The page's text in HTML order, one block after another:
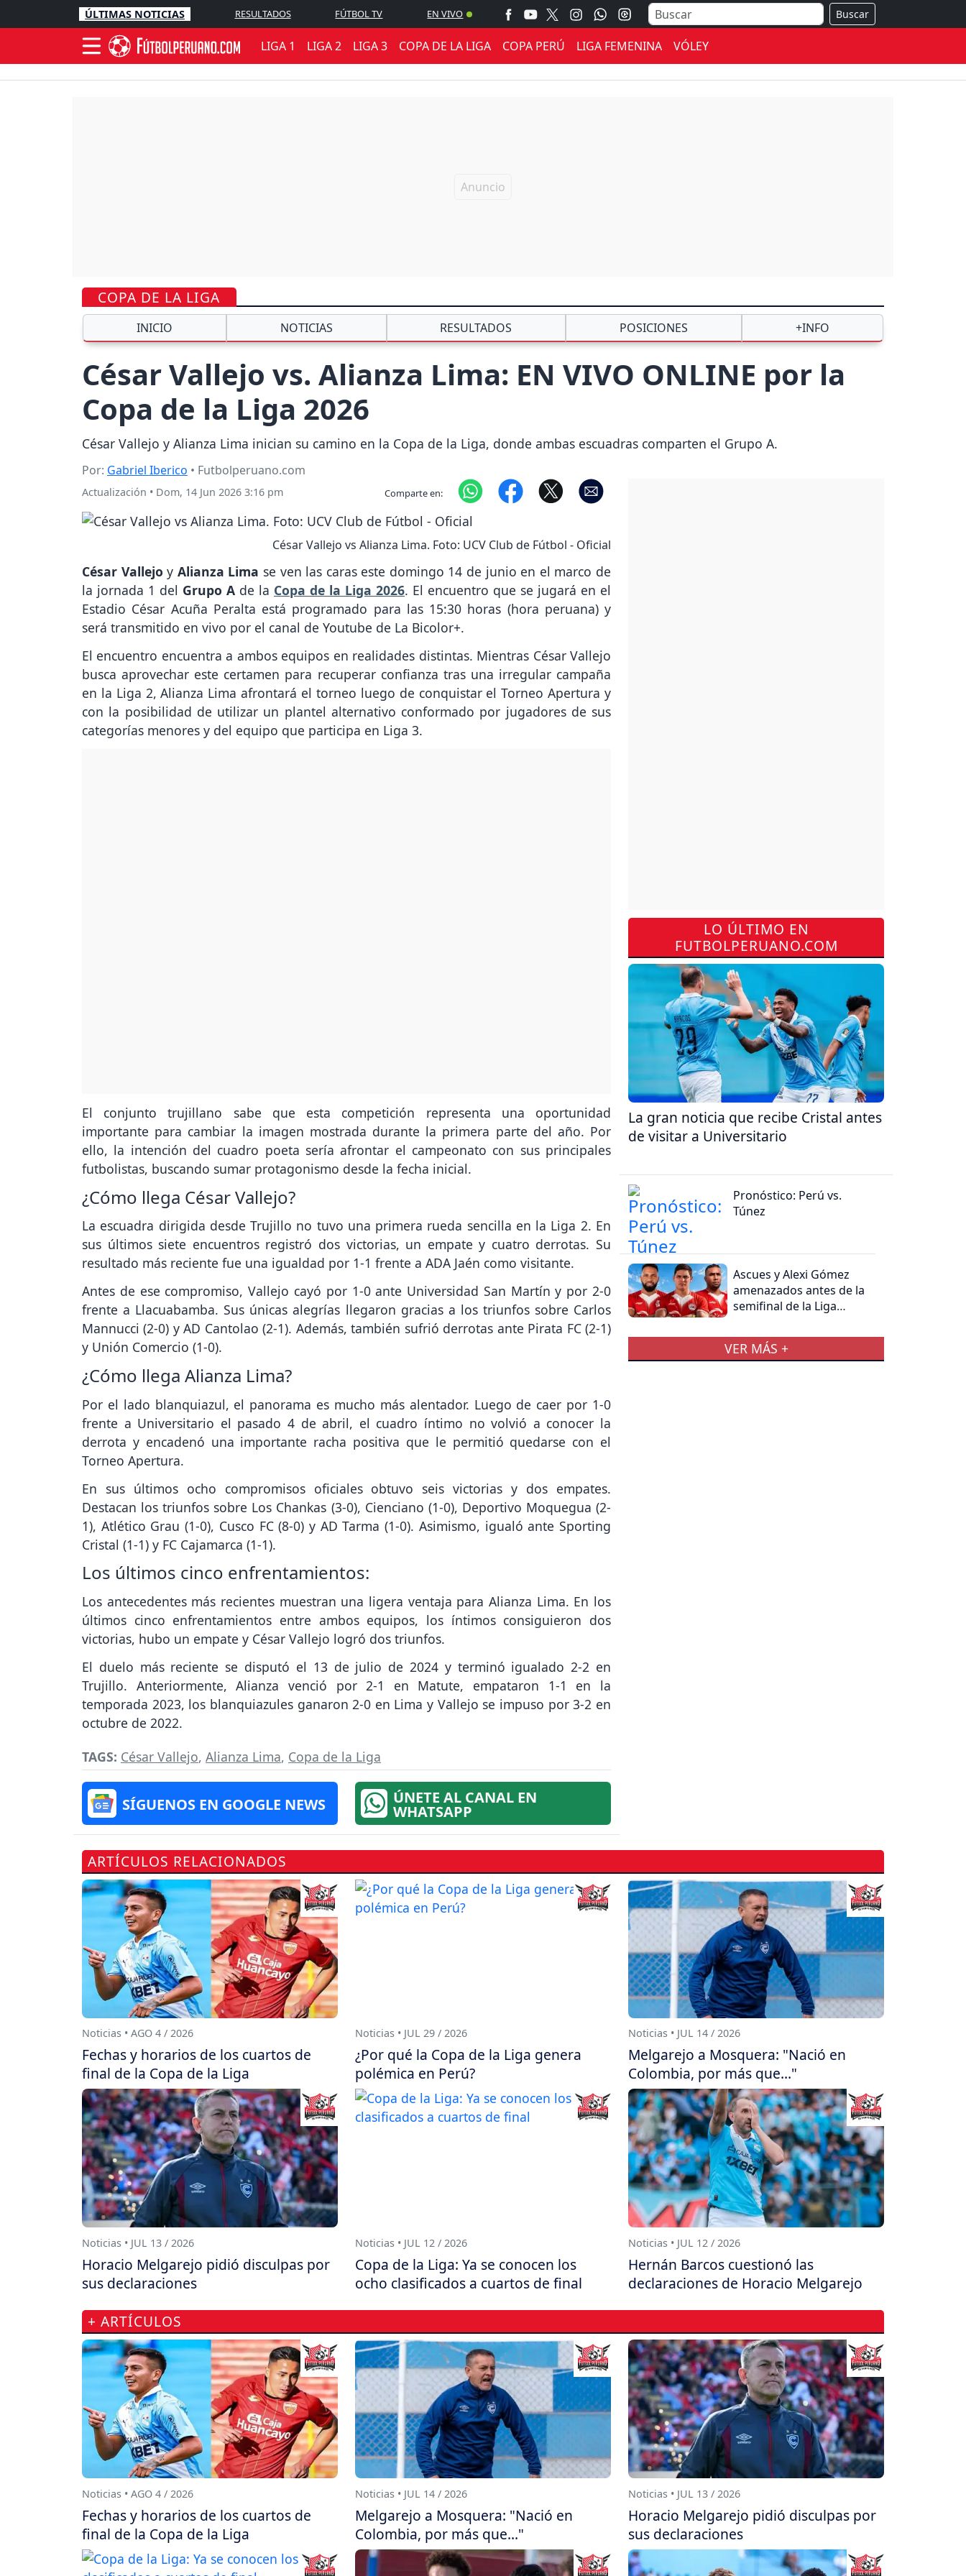
ÚLTIMAS NOTICIAS RESULTADOS FÚTBOL TV EN VIVO Buscar
LIGA 1 LIGA 2 LIGA 3 COPA DE LA LIGA COPA PERÚ LIGA FEMENINA VÓLEY
COPA DE LA LIGA
INICIO NOTICIAS RESULTADOS POSICIONES +INFO
César Vallejo vs. Alianza Lima: EN VIVO ONLINE por la
Copa de la Liga 2026
César Vallejo y Alianza Lima inician su camino en la Copa de la Liga, donde ambas escuadras comparten el Grupo A.
Por: Gabriel Iberico • Futbolperuano.com
Actualización • Dom, 14 Jun 2026 3:16 pm Comparte en:
César Vallejo vs Alianza Lima. Foto: UCV Club de Fútbol - Oficial
César Vallejo y Alianza Lima se ven las caras este domingo 14 de junio en el marco de
la jornada 1 del Grupo A de la Copa de la Liga 2026. El encuentro que se jugará en el
Estadio César Acuña Peralta está programado para las 15:30 horas (hora peruana) y
será transmitido en vivo por el canal de Youtube de La Bicolor+.
El encuentro encuentra a ambos equipos en realidades distintas. Mientras César Vallejo
busca aprovechar este certamen para recuperar confianza tras una irregular campaña
en la Liga 2, Alianza Lima afrontará el torneo luego de conquistar el Torneo Apertura y
con la posibilidad de utilizar un plantel alternativo conformado por jugadores de sus
categorías menores y del equipo que participa en Liga 3.
El conjunto trujillano sabe que esta competición representa una oportunidad
importante para cambiar la imagen mostrada durante la primera parte del año. Por
ello, la intención del cuadro poeta sería afrontar el campeonato con sus principales
futbolistas, buscando sumar protagonismo desde la fecha inicial.
¿Cómo llega César Vallejo?
La escuadra dirigida desde Trujillo no tuvo una primera rueda sencilla en la Liga 2. En
sus últimos siete encuentros registró dos victorias, un empate y cuatro derrotas. Su
resultado más reciente fue una igualdad por 1-1 frente a ADA Jaén como visitante.
Antes de ese compromiso, Vallejo cayó por 1-0 ante Universidad San Martín y por 2-0
frente a Llacuabamba. Sus únicas alegrías llegaron gracias a los triunfos sobre Carlos
Mannucci (2-0) y AD Cantolao (2-1). Además, también sufrió derrotas ante Pirata FC (2-1)
y Unión Comercio (1-0).
¿Cómo llega Alianza Lima?
Por el lado blanquiazul, el panorama es mucho más alentador. Luego de caer por 1-0
frente a Universitario el pasado 4 de abril, el cuadro íntimo no volvió a conocer la
derrota y encadenó una importante racha positiva que le permitió quedarse con el
Torneo Apertura.
En sus últimos ocho compromisos oficiales obtuvo seis victorias y dos empates.
Destacan los triunfos sobre Los Chankas (3-0), Cienciano (1-0), Deportivo Moquegua (2-
1), Atlético Grau (1-0), Cusco FC (8-0) y AD Tarma (1-0). Asimismo, igualó ante Sporting
Cristal (1-1) y FC Cajamarca (1-1).
Los últimos cinco enfrentamientos:
Los antecedentes más recientes muestran una ligera ventaja para Alianza Lima. En los
últimos cinco enfrentamientos entre ambos equipos, los íntimos consiguieron dos
victorias, hubo un empate y César Vallejo logró dos triunfos.
El duelo más reciente se disputó el 13 de julio de 2024 y terminó igualado 2-2 en
Trujillo. Anteriormente, Alianza venció por 2-1 en Matute, empataron 1-1 en la
temporada 2023, los blanquiazules ganaron 2-0 en Lima y Vallejo se impuso por 3-2 en
octubre de 2022.
TAGS: César Vallejo, Alianza Lima, Copa de la Liga
SÍGUENOS EN GOOGLE NEWS ÚNETE AL CANAL EN
WHATSAPP
LO ÚLTIMO EN
FUTBOLPERUANO.COM
La gran noticia que recibe Cristal antes
de visitar a Universitario
Pronóstico: Perú vs.
Túnez
Ascues y Alexi Gómez
amenazados antes de la
semifinal de la Liga
Libertad
VER MÁS +
ARTÍCULOS RELACIONADOS
Noticias • AGO 4 / 2026
Fechas y horarios de los cuartos de
final de la Copa de la Liga
Noticias • JUL 29 / 2026
¿Por qué la Copa de la Liga genera
polémica en Perú?
Noticias • JUL 14 / 2026
Melgarejo a Mosquera: "Nació en
Colombia, por más que..."
Noticias • JUL 13 / 2026
Horacio Melgarejo pidió disculpas por
sus declaraciones
Noticias • JUL 12 / 2026
Copa de la Liga: Ya se conocen los
ocho clasificados a cuartos de final
Noticias • JUL 12 / 2026
Hernán Barcos cuestionó las
declaraciones de Horacio Melgarejo
+ ARTÍCULOS
Noticias • AGO 4 / 2026
Fechas y horarios de los cuartos de
final de la Copa de la Liga
Noticias • JUL 14 / 2026
Melgarejo a Mosquera: "Nació en
Colombia, por más que..."
Noticias • JUL 13 / 2026
Horacio Melgarejo pidió disculpas por
sus declaraciones